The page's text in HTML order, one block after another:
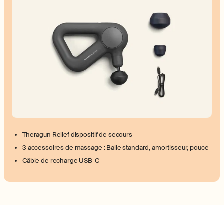
Theragun Relief dispositif de secours
3 accessoires de massage : Balle standard, amortisseur, pouce
Câble de recharge USB-C